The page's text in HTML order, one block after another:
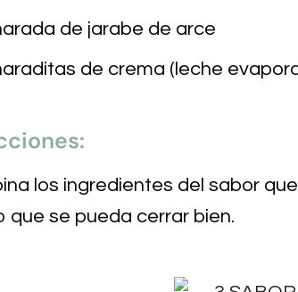
de jarabe de arce
de crema (leche
los ingredientes del sabor
que se pueda cerrar bien.